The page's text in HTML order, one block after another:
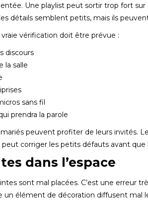
Une playlist peut sortir trop fort sur
détails semblent petits, mais ils
vérification doit être prévue :
discours
la salle
sans fil
prendra la parole
peuvent profiter de leurs invités.
corriger les petits défauts avant que
dans l’espace
sont mal placées. C’est une erreur
un élément de décoration diffusent mal